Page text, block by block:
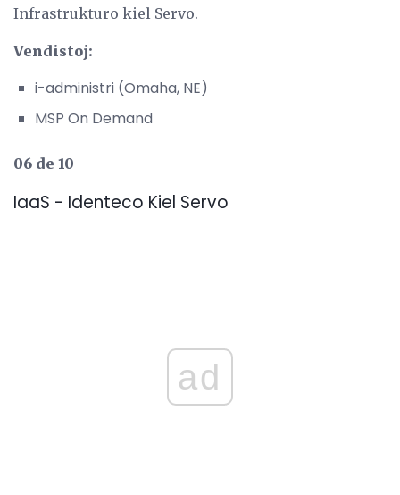
Infrastrukturo kiel Servo.
Vendistoj:
i-administri (Omaha, NE)
MSP On Demand
06 de 10
IaaS - Identeco Kiel Servo
ad